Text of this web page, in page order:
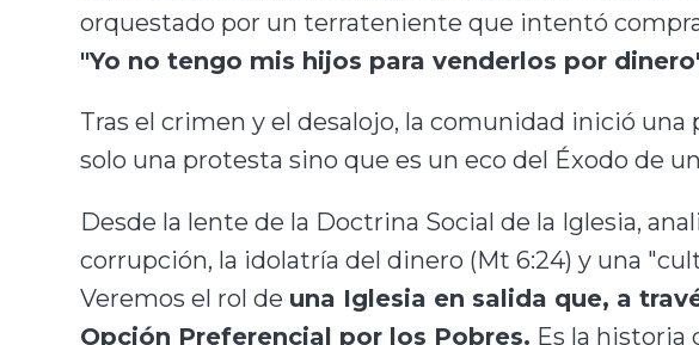
orquestado por un terrateniente que intentó
"Yo no tengo mis hijos para venderlos por
Tras el crimen y el desalojo, la comunidad inició
solo una protesta sino que es un eco del Éxodo de
Desde la lente de la Doctrina Social de la Iglesia,
corrupción, la idolatría del dinero (Mt 6:24) y una
Veremos el rol de una Iglesia en salida que, a
Opción Preferencial por los Pobres. Es la historia